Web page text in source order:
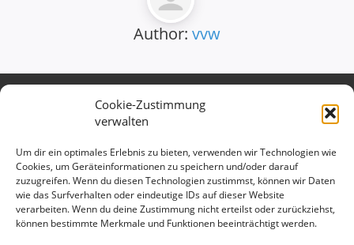
Cookie-Zustimmung
verwalten
Um dir ein optimales Erlebnis zu bieten, verwenden wir Technologien wie
Cookies, um Geräteinformationen zu speichern und/oder darauf
zuzugreifen. Wenn du diesen Technologien zustimmst, können wir Daten
wie das Surfverhalten oder eindeutige IDs auf dieser Website
verarbeiten. Wenn du deine Zustimmung nicht erteilst oder zurückziehst,
können bestimmte Merkmale und Funktionen beeinträchtigt werden.
Author: vvw
Verband des Württembergischen
Verkehrsgewerbes e.V.
Telefon: 0711 699 897 15
E-Mail:info@vv-wuerttemberg.de
Geschäftsstelle